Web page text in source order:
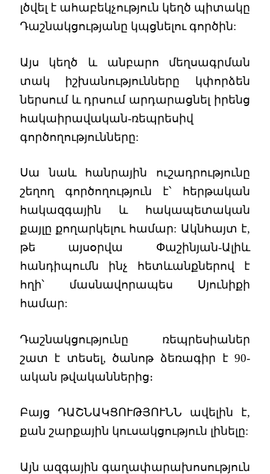
լծվել է ահաբեկչություն կեղծ պիտակը
Դաշնակցությանը կպցնելու գործին:
Այս կեղծ և անբարո մեղսագրման
տակ իշխանությունները կփորձեն
ներսում և դրսում արդարացնել իրենց
հակաիրավական-ռեպրեսիվ
գործողությունները:
Սա նաև հանրային ուշադրությունը
շեղող գործողություն է՝ հերթական
հակազգային և հակապետական
քայլը քողարկելու համար: Ակնհայտ է,
թե այսօրվա Փաշինյան-Ալիև
հանդիպումն ինչ հետևանքներով է
հղի՝ մասնավորապես Սյունիքի
համար:
Դաշնակցությունը ռեպրեսիաներ
շատ է տեսել, ծանոթ ձեռագիր է 90-
ական թվականներից։
Բայց ԴԱՇՆԱԿՑՈՒԹՅՈՒՆՆ ավելին է,
քան շարքային կուսակցություն լինելը:
Այն ազգային գաղափարախոսություն